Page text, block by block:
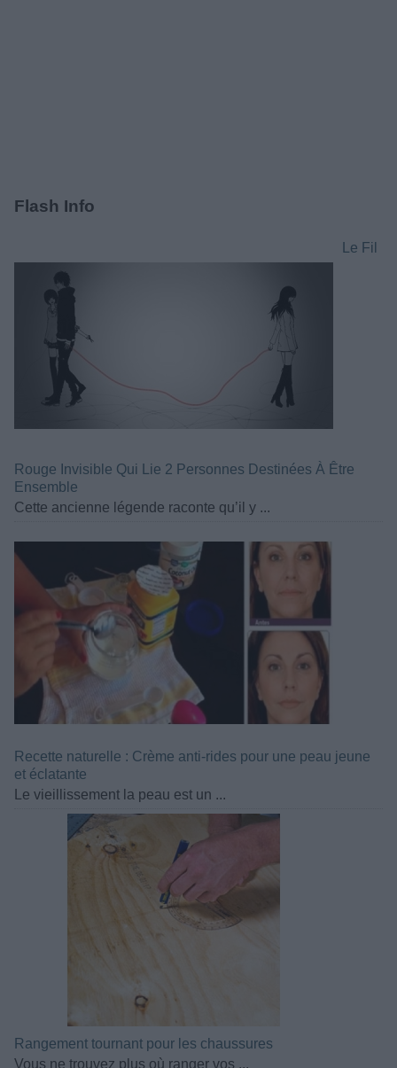
Flash Info
Le Fil
Rouge Invisible Qui Lie 2 Personnes Destinées À Être
Ensemble
Cette ancienne légende raconte qu’il y ...
Recette naturelle : Crème anti-rides pour une peau jeune
et éclatante
Le vieillissement la peau est un ...
Rangement tournant pour les chaussures
Vous ne trouvez plus où ranger vos ...